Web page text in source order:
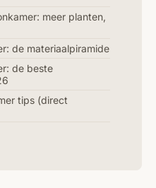
meer planten,
de materiaalpiramide
de beste
tips (direct